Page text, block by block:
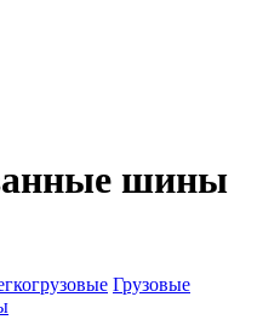
шины
Грузовые